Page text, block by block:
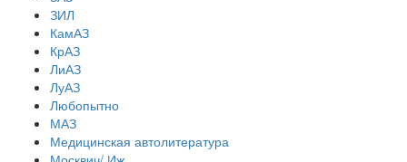
ЗИЛ
КамАЗ
КрАЗ
ЛиАЗ
ЛуАЗ
Любопытно
МАЗ
Медицинская автолитература